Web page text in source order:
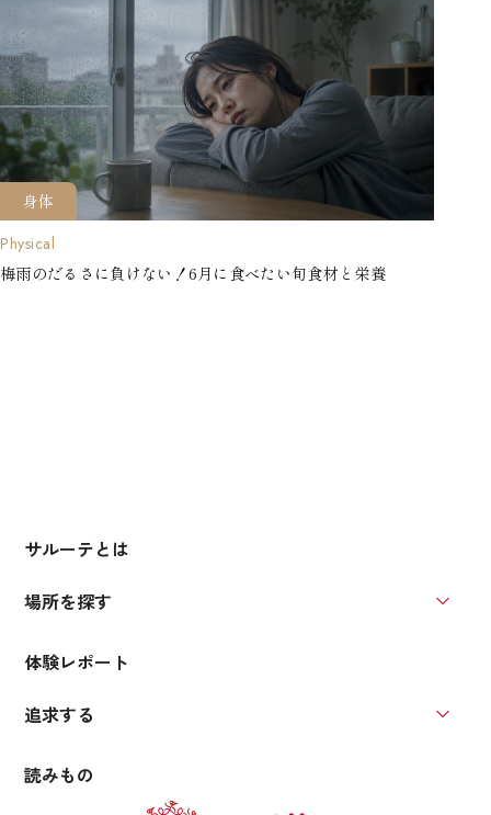
身体
Physical
梅雨のだるさに負けない！6月に食べたい旬食材と栄養
サルーテとは
場所を探す
体験レポート
追求する
読みもの